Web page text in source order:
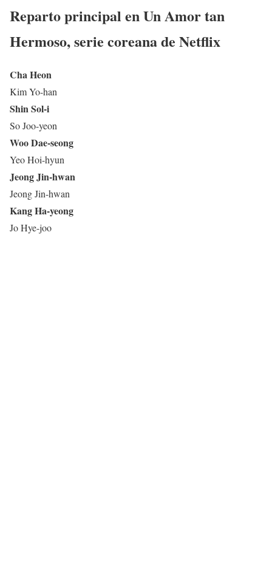
Reparto principal enUn Amor tan
Hermoso, serie coreana de Netflix
Cha Heon
Kim Yo-han
Shin Sol-i
So Joo-yeon
Woo Dae-seong
Yeo Hoi-hyun
Jeong Jin-hwan
Jeong Jin-hwan
Kang Ha-yeong
Jo Hye-joo